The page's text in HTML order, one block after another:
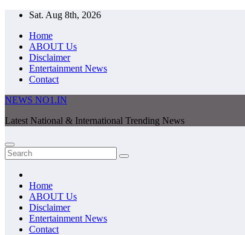
Skip
content
Sat. Aug 8th, 2026
Home
ABOUT Us
Disclaimer
Entertainment News
Contact
NEWS NO1.IN
Latest National & International Trending News
Home
ABOUT Us
Disclaimer
Entertainment News
Contact